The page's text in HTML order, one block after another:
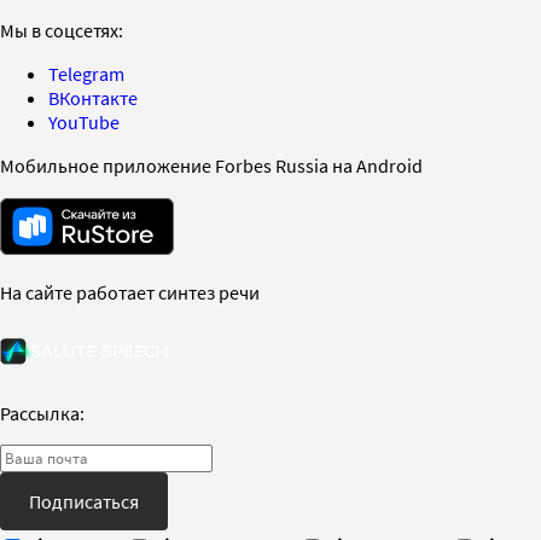
Мы в соцсетях:
Telegram
ВКонтакте
YouTube
Мобильное приложение Forbes Russia на Android
На сайте работает синтез речи
Рассылка:
Подписаться